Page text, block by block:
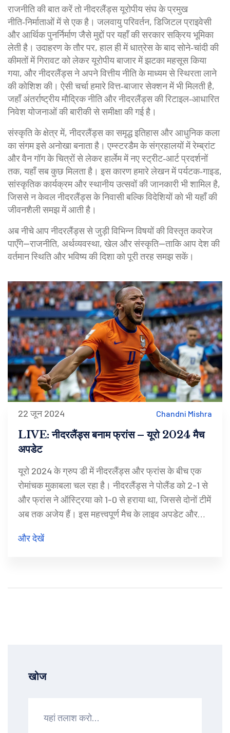
राजनीति की बात करें तो नीदरलैंड्स यूरोपीय संघ के प्रमुख
नीति‑निर्माताओं में से एक है। जलवायु परिवर्तन, डिजिटल प्राइवेसी
और आर्थिक पुनर्निर्माण जैसे मुद्दों पर यहाँ की सरकार सक्रिय भूमिका
लेती है। उदाहरण के तौर पर, हाल ही में धात्रेस के बाद सोने‑चांदी की
कीमतों में गिरावट को लेकर यूरोपीय बाजार में झटका महसूस किया
गया, और नीदरलैंड्स ने अपने वित्तीय नीति के माध्यम से स्थिरता लाने
की कोशिश की। ऐसी चर्चा हमारे वित्त‑बाजार सेक्शन में भी मिलती है,
जहाँ अंतर्राष्ट्रीय मौद्रिक नीति और नीदरलैंड्स की रिटाइल‑आधारित
निवेश योजनाओं की बारीकी से समीक्षा की गई है।
संस्कृति के क्षेत्र में, नीदरलैंड्स का समृद्ध इतिहास और आधुनिक कला
का संगम इसे अनोखा बनाता है। एम्स्टरडैम के संग्रहालयों में रेम्ब्रांट
और वैन गॉग के चित्रों से लेकर हार्लेम में नए स्ट्रीट‑आर्ट प्रदर्शनों
तक, यहाँ सब कुछ मिलता है। इस कारण हमारे लेखन में पर्यटक‑गाइड,
सांस्कृतिक कार्यक्रम और स्थानीय उत्सवों की जानकारी भी शामिल है,
जिससे न केवल नीदरलैंड्स के निवासी बल्कि विदेशियों को भी यहाँ की
जीवनशैली समझ में आती है।
अब नीचे आप नीदरलैंड्स से जुड़ी विभिन्न विषयों की विस्तृत कवरेज
पाएँगे—राजनीति, अर्थव्यवस्था, खेल और संस्कृति—ताकि आप देश की
वर्तमान स्थिति और भविष्य की दिशा को पूरी तरह समझ सकें।
22 जून 2024 Chandni Mishra
LIVE: नीदरलैंड्स बनाम फ्रांस – यूरो 2024 मैच
अपडेट
यूरो 2024 के ग्रुप डी में नीदरलैंड्स और फ्रांस के बीच एक
रोमांचक मुकाबला चल रहा है। नीदरलैंड्स ने पोलैंड को 2-1 से
और फ्रांस ने ऑस्ट्रिया को 1-0 से हराया था, जिससे दोनों टीमें
अब तक अजेय हैं। इस महत्त्वपूर्ण मैच के लाइव अपडेट और
और देखें
खोज